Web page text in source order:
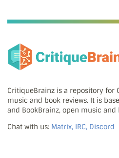
CritiqueBrainz is a repository for
music and book reviews. It is
and BookBrainz, open music
Chat with us: Matrix, IRC, Discord